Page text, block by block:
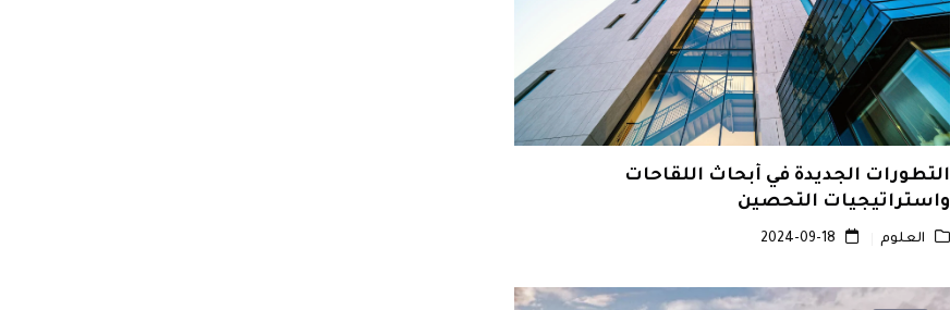
التطورات الجديدة في أبحاث اللقاحات
واستراتيجيات التحصين
العلوم